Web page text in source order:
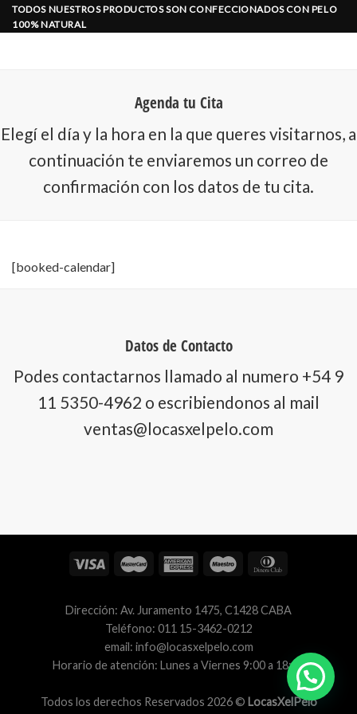
Skip
to
TODOS NUESTROS PRODUCTOS SON CONFECCIONADOS CON PELO
100% NATURAL
Agenda de citas
Agenda tu Cita
Elegí el día y la hora en la que queres visitarnos, a
continuación te enviaremos un correo de
confirmación con los datos de tu cita.
[booked-calendar]
Datos de Contacto
Podes contactarnos llamado al numero ‎+54 9
11 5350-4962 o escribiendonos al mail
ventas@locasxelpelo.com
Dirección: Av. Juramento 1475, C1428 CABA
Teléfono: 011 15-3462-0212
email: info@locasxelpelo.com
Horario de atención: Lunes a Viernes 9:00 a 18:00
Todos los derechos Reservados 2026 © LocasXelPelo